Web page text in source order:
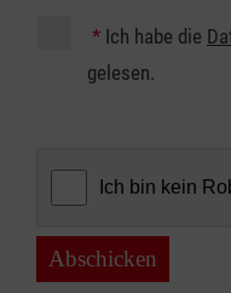
* Ich habe die
gelesen.
Abschicken